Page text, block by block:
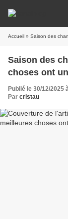
Accueil » Saison des
Saison des
choses ont
Publié le 30/12/2025
Par cristau